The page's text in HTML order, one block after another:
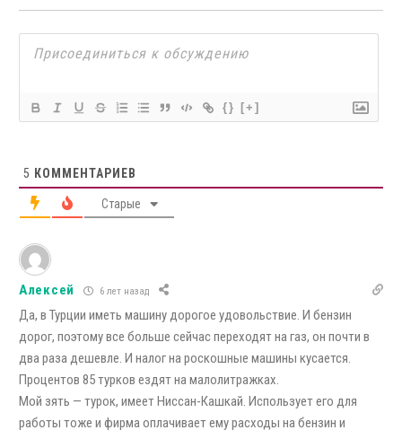
{} [+]
5 КОММЕНТАРИЕВ
Старые
Алексей 6 лет назад
Да, в Турции иметь машину дорогое удовольствие. И бензин
дорог, поэтому все больше сейчас переходят на газ, он почти в
два раза дешевле. И налог на роскошные машины кусается.
Процентов 85 турков ездят на малолитражках.
Мой зять — турок, имеет Ниссан-Кашкай. Использует его для
работы тоже и фирма оплачивает ему расходы на бензин и